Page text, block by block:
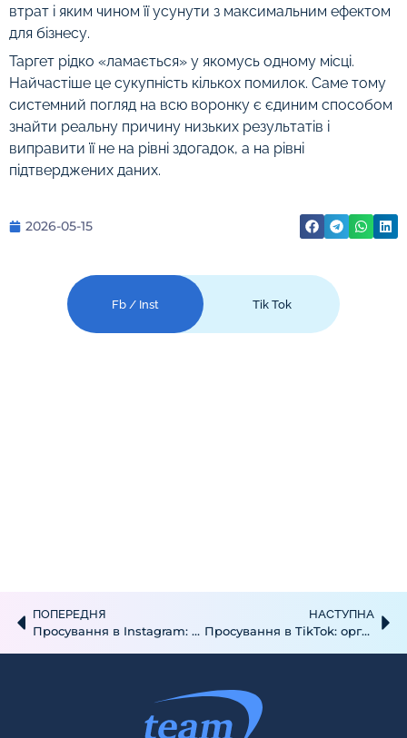
втрат і яким чином її усунути з максимальним ефектом
для бізнесу.
Таргет рідко «ламається» у якомусь одному місці.
Найчастіше це сукупність кількох помилок. Саме тому
системний погляд на всю воронку є єдиним способом
знайти реальну причину низьких результатів і
виправити її не на рівні здогадок, а на рівні
підтверджених даних.
2026-05-15
Fb / Inst Tik Tok
ПОПЕРЕДНЯ
Просування в Instagram: інструменти, стратегія та реальні результати для вашого бізнесу
НАСТУПНА
Просування в TikTok: органічні та платні інструменти для стрімкого зростання бізнесу